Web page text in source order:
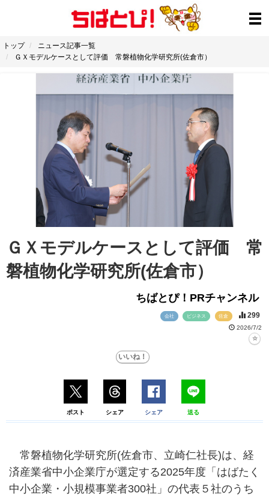
トップ
ニュース記事一覧
ＧＸモデルケースとして評価 常磐植物化学研究所(佐倉市）
ＧＸモデルケースとして評価 常
磐植物化学研究所(佐倉市）
ちばとぴ！PRチャンネル
会社 ビジネス 佐倉 299
2026/7/2
ポスト シェア シェア 送る
常磐植物化学研究所(佐倉市、立崎仁社長)は、経
済産業省中小企業庁が選定する2025年度「はばたく
中小企業・小規模事業者300社」の代表５社のうち